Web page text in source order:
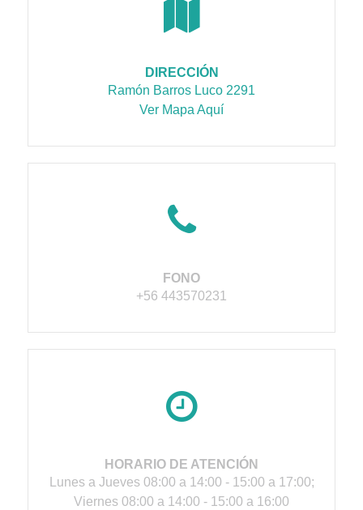
DIRECCIÓN
Ramón Barros Luco 2291
Ver Mapa Aquí
FONO
+56 443570231
HORARIO DE ATENCIÓN
Lunes a Jueves 08:00 a 14:00 - 15:00 a 17:00;
Viernes 08:00 a 14:00 - 15:00 a 16:00